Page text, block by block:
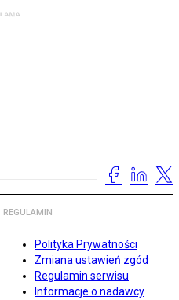
REGULAMIN
Polityka Prywatności
Zmiana ustawień zgód
Regulamin serwisu
Informacje o nadawcy